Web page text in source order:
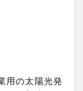
用の太陽光発